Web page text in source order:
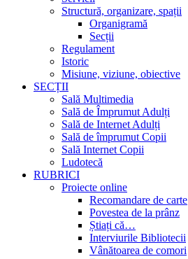
Structură, organizare, spații
Organigramă
Secții
Regulament
Istoric
Misiune, viziune, obiective
SECȚII
Sală Multimedia
Sală de Împrumut Adulți
Sală de Internet Adulți
Sală de împrumut Copii
Sală Internet Copii
Ludotecă
RUBRICI
Proiecte online
Recomandare de carte
Povestea de la prânz
Știați că…
Interviurile Bibliotecii
Vânătoarea de comori